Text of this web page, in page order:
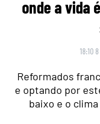
onde a vida
18:10
Reformados
e optando por
baixo e o